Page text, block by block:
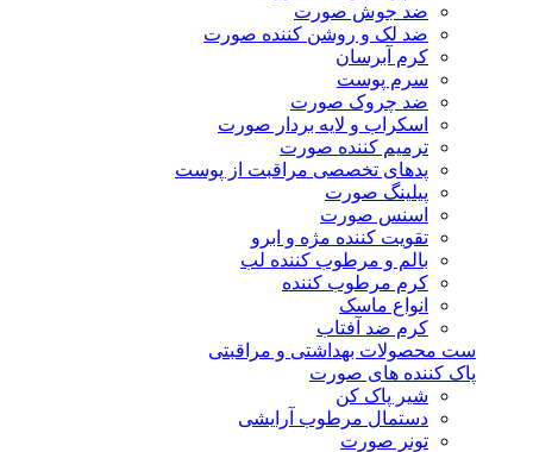
ضد جوش صورت
ضد لک و روشن کننده صورت
کرم آبرسان
سرم پوست
ضد چروک صورت
اسکراب و لایه بردار صورت
ترمیم کننده صورت
پدهای تخصصی مراقبت از پوست
پیلینگ صورت
اسنس صورت
تقویت کننده مژه و ابرو
بالم و مرطوب کننده لب
کرم مرطوب کننده
انواع ماسک
کرم ضد آفتاب
ست محصولات بهداشتی و مراقبتی
پاک کننده های صورت
شیر پاک کن
دستمال مرطوب آرایشی
تونر صورت